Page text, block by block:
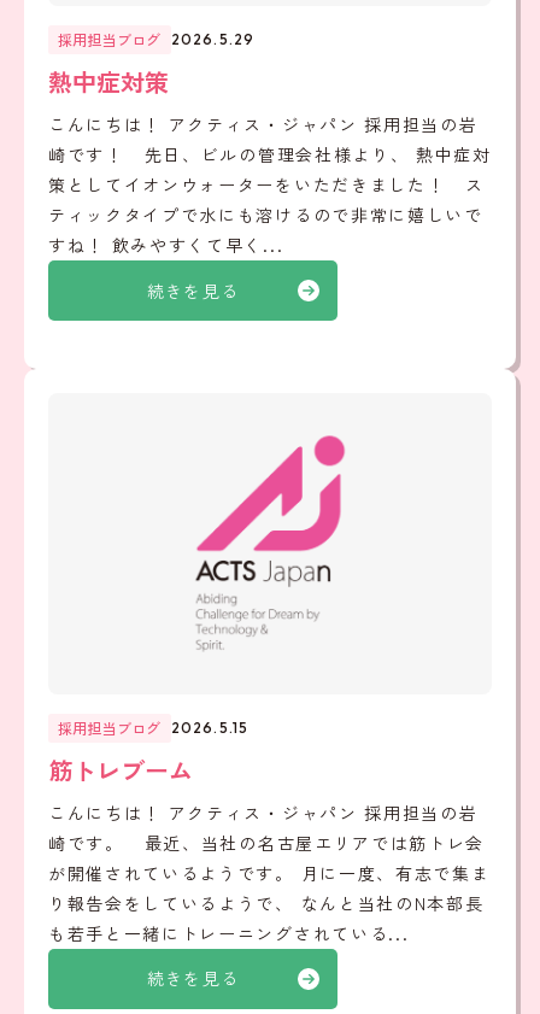
続きを見る
採用担当ブログ 2026.5.29
熱中症対策
こんにちは！ アクティス・ジャパン 採用担当の岩
崎です！ 先日、ビルの管理会社様より、 熱中症対
策としてイオンウォーターをいただきました！ ス
ティックタイプで水にも溶けるので非常に嬉しいで
すね！ 飲みやすくて早く...
続きを見る
採用担当ブログ 2026.5.15
筋トレブーム
こんにちは！ アクティス・ジャパン 採用担当の岩
崎です。 最近、当社の名古屋エリアでは筋トレ会
が開催されているようです。 月に一度、有志で集ま
り報告会をしているようで、 なんと当社のN本部長
も若手と一緒にトレーニングされている...